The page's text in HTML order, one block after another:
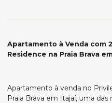
Apartamento à Venda com
Residence na Praia Brava
Apartamento à venda no
Praia Brava em Itajaí, uma